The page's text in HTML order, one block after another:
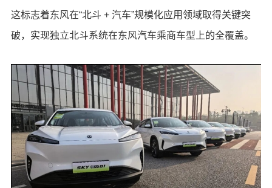
这标志着东风在“北斗 + 汽车”规模化应用领域取得关键突
破，实现独立北斗系统在东风汽车乘商车型上的全覆盖。